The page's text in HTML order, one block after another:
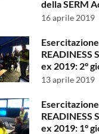
della SERM
16 aprile 2019
Esercitazione
READINESS
ex 2019: 2°
13 aprile 2019
Esercitazione
READINESS
ex 2019: 1°